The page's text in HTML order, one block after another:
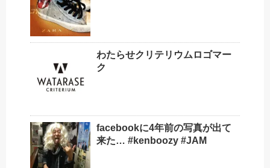
わたらせクリテリウムロゴマー
ク
facebookに4年前の写真が出て
来た… #kenboozy #JAM